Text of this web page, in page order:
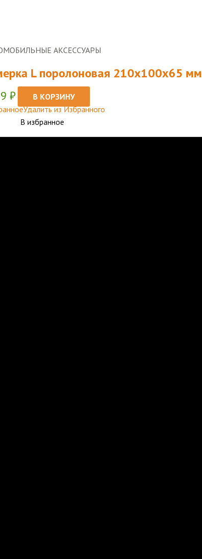
АКСЕССУАРЫ
L поролоновая 210x100x65 мм
₽
В КОРЗИНУ
Удалить из Избранного
В избранное